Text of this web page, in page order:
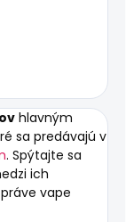
hlavným
sa predávajú v
. Spýtajte sa
ich
vape